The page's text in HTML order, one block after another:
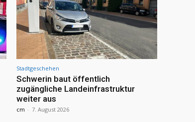
Stadtgeschehen
Schwerin baut öffentlich
zugängliche Landeinfrastruktur
weiter aus
cm - 7. August 2026